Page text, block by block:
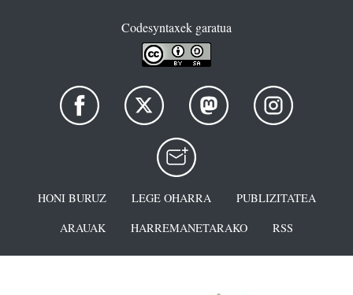
Codesyntaxek garatua
HONI BURUZ LEGE OHARRA
PUBLIZITATEA
ARAUAK
HARREMANETARAKO RSS